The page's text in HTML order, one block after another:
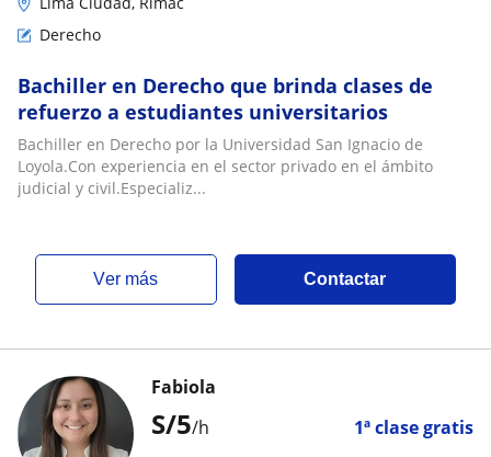
Derecho
Bachiller en Derecho que brinda clases de
refuerzo a estudiantes universitarios
Bachiller en Derecho por la Universidad San Ignacio de
Loyola.Con experiencia en el sector privado en el ámbito
judicial y civil.Especializ...
ver más Contactar
S/5/h 1ª clase gratis
Fabiola